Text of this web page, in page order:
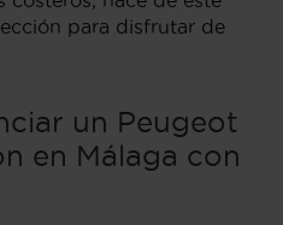
para disfrutar de
un Peugeot
en Málaga con